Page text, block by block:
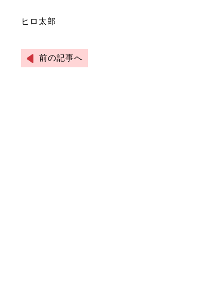
ヒロ太郎
前の記事へ